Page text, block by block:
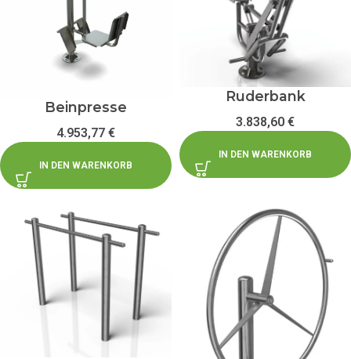
Beinpresse
4.953,77 €
IN DEN WARENKORB
Ruderbank
3.838,60 €
IN DEN WARENKORB